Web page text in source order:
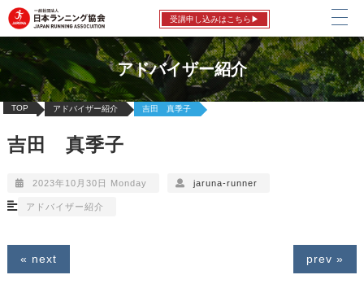
受講申し込みはこちら▶
アドバイザー紹介
TOP アドバイザー紹介 吉田 真季子
吉田 真季子
2023年10月30日 Monday jaruna-runner
アドバイザー紹介
« next prev »